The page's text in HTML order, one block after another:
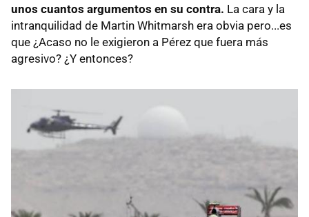
unos cuantos argumentos en su contra. La cara y la
intranquilidad de Martin Whitmarsh era obvia pero...es
que ¿Acaso no le exigieron a Pérez que fuera más
agresivo? ¿Y entonces?